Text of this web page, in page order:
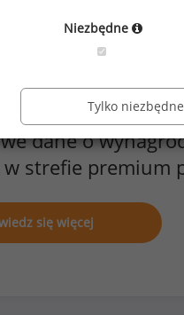
dane o
strefie premium
się więcej
Niezbędne
Tylko niezbędne